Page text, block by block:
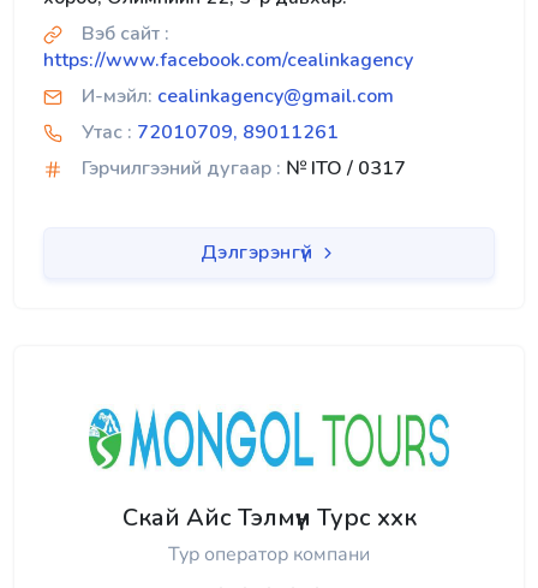
Вэб сайт :
https://www.facebook.com/cealinkagency
И-мэйл: cealinkagency@gmail.com
Утас : 72010709, 89011261
Гэрчилгээний дугаар : № ITO / 0317
Дэлгэрэнгүй
Скай Айс Тэлмүүн Турс ххк
Тур оператор компани